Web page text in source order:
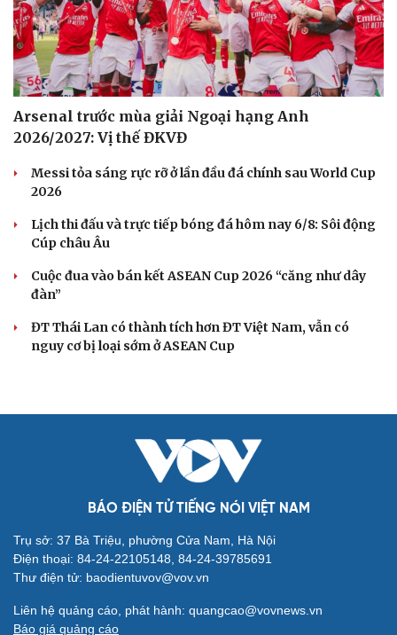
Arsenal trước mùa giải Ngoại hạng Anh
2026/2027: Vị thế ĐKVĐ
Messi tỏa sáng rực rỡ ở lần đầu đá chính sau World Cup
2026
Lịch thi đấu và trực tiếp bóng đá hôm nay 6/8: Sôi động
Cúp châu Âu
Cuộc đua vào bán kết ASEAN Cup 2026 “căng như dây
đàn”
ĐT Thái Lan có thành tích hơn ĐT Việt Nam, vẫn có
nguy cơ bị loại sớm ở ASEAN Cup
BÁO ĐIỆN TỬ TIẾNG NÓI VIỆT NAM
Trụ sở: 37 Bà Triệu, phường Cửa Nam, Hà Nội
Điện thoại: 84-24-22105148, 84-24-39785691
Thư điện tử: baodientuvov@vov.vn
Liên hệ quảng cáo, phát hành: quangcao@vovnews.vn
Báo giá quảng cáo